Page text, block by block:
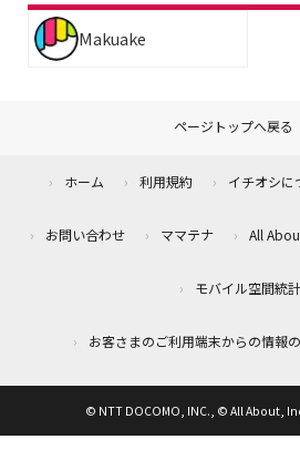
Makuake
ページトップへ戻る
ホーム 利用規約 イチオシに
お問い合わせ ママテナ All
モバイル空間統計
お客さまのご利用端末からの情報
© NTT DOCOMO, INC., © All About,